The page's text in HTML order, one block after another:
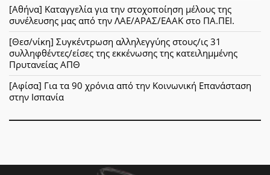
[Αθήνα] Καταγγελία για την στοχοποίηση μέλους της
συνέλευσης μας από την ΛΑΕ/ΑΡΑΣ/ΕΑΑΚ στο ΠΑ.ΠΕΙ.
[Θεσ/νίκη] Συγκέντρωση αλληλεγγύης στους/ις 31
συλληφθέντες/είσες της εκκένωσης της κατειλημμένης
Πρυτανείας ΑΠΘ
[Αφίσα] Για τα 90 χρόνια από την Κοινωνική Επανάσταση
στην Ισπανία